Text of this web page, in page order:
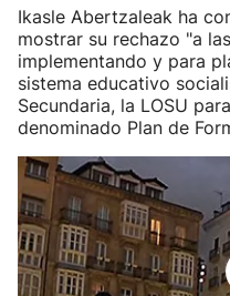
Ikasle Abertzaleak ha
mostrar su rechazo "a
implementando y para
sistema educativo
Secundaria, la LOSU
denominado Plan de